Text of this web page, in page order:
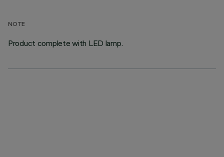
NOTE
Product complete with LED lamp.